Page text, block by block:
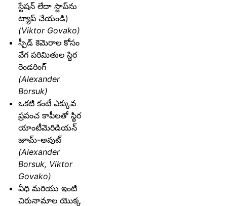
స్టేషన్ లేదా స్టాప్‌ను
ట్యాప్ చేయండి)
(Viktor Govako)
స్పీడ్ కెమెరాల కోసం
వేగ పరిమితుల స్థిర
రెండరింగ్
(Alexander
Borsuk)
ఒకటి కంటే ఎక్కువ
ప్రపంచ కాపీలతో స్థిర
యాంటీమెరిడియన్
జూమ్-అవుట్
(Alexander
Borsuk, Viktor
Govako)
వీధి మరియు ఇంటి
చిరునామాల యొక్క